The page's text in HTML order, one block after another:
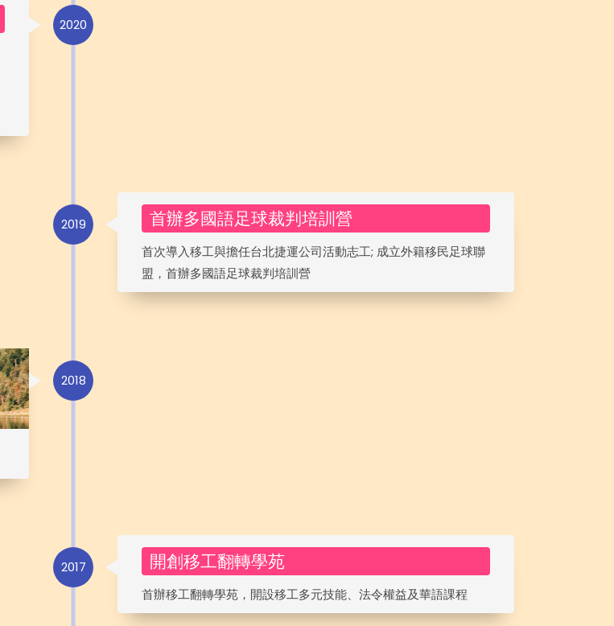
2020
2019 首辦多國語足球裁判培訓營
首次導入移工與擔任台北捷運公司活動志工; 成立外籍移民足球聯
盟，首辦多國語足球裁判培訓營
2018
2017 開創移工翻轉學苑
首辦移工翻轉學苑，開設移工多元技能、法令權益及華語課程